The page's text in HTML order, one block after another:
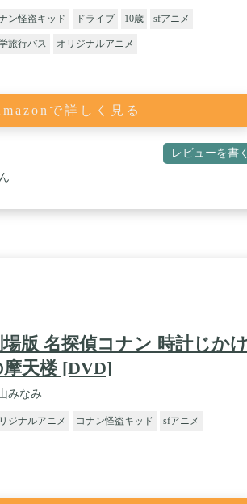
ン怪盗キッド ドライブ 10歳 sfアニメ
旅行バス オリジナルアニメ
で詳しく見る
レビューを書
版 名探偵コナン 時計じか
摩天楼 [DVD]
みなみ
ジナルアニメ コナン怪盗キッド sfアニメ